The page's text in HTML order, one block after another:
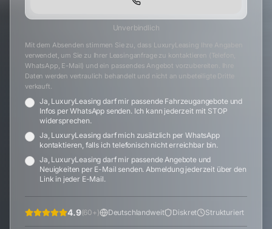
Unverbindlich
Mit dem Absenden stimmen Sie zu, dass LuxuryLeasing Ihre Angaben
verwendet, um Sie zu Ihrer Leasinganfrage zu kontaktieren (Telefon,
WhatsApp, E-Mail) und ein passendes Angebot vorzubereiten. Ihre
Daten werden vertraulich behandelt und nicht an unbeteiligte Dritte
verkauft.
Ja, LuxuryLeasing darf mir passende Fahrzeugangebote und
Infos per WhatsApp senden. Ich kann jederzeit mit STOP
widersprechen.
Ja, LuxuryLeasing darf mich zusätzlich per WhatsApp
kontaktieren, falls ich telefonisch nicht erreichbar bin.
Ja, LuxuryLeasing darf mir passende Angebote und
Neuigkeiten per E-Mail senden. Abmeldung jederzeit über den
Link in jeder E-Mail.
4.9(60+) Deutschlandweit Diskret Strukturiert